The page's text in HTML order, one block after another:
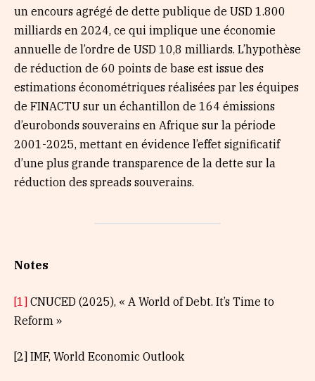
un encours agrégé de dette publique de USD 1.800
milliards en 2024, ce qui implique une économie
annuelle de l’ordre de USD 10,8 milliards. L’hypothèse
de réduction de 60 points de base est issue des
estimations économétriques réalisées par les équipes
de FINACTU sur un échantillon de 164 émissions
d’eurobonds souverains en Afrique sur la période
2001-2025, mettant en évidence l’effet significatif
d’une plus grande transparence de la dette sur la
réduction des spreads souverains.
Notes
[1] CNUCED (2025), « A World of Debt. It’s Time to
Reform »
[2] IMF, World Economic Outlook